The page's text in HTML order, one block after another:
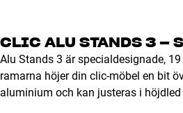
CLIC ALU STANDS 3 –
Alu Stands 3 är specialdesignade,
ramarna höjer din clic-möbel en bit
aluminium och kan justeras i